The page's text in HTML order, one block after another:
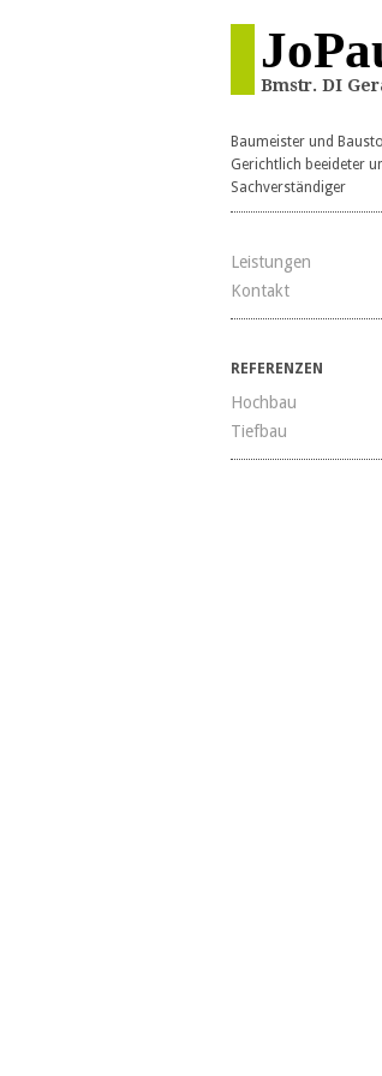
Bmstr. DI
Baumeister und
Gerichtlich beeideter
Sachverständiger
Leistungen
Kontakt
REFERENZEN
Hochbau
Tiefbau